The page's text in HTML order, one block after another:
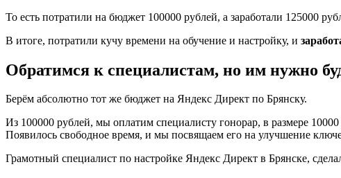
То есть потратили на бюджет 100000 рублей, а заработали 125000
В итоге, потратили кучу времени на обучение и настройку, и
Обратимся к специалистам, но им нужно
Берём абсолютно тот же бюджет на Яндекс Директ по Брянску.
Из 100000 рублей, мы оплатим специалисту гонорар, в размере
Появилось свободное время, и мы посвящаем его на улучшение
Грамотный специалист по настройке Яндекс Директ в Брянске,